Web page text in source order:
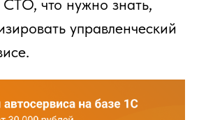
что нужно знать,
управленческий